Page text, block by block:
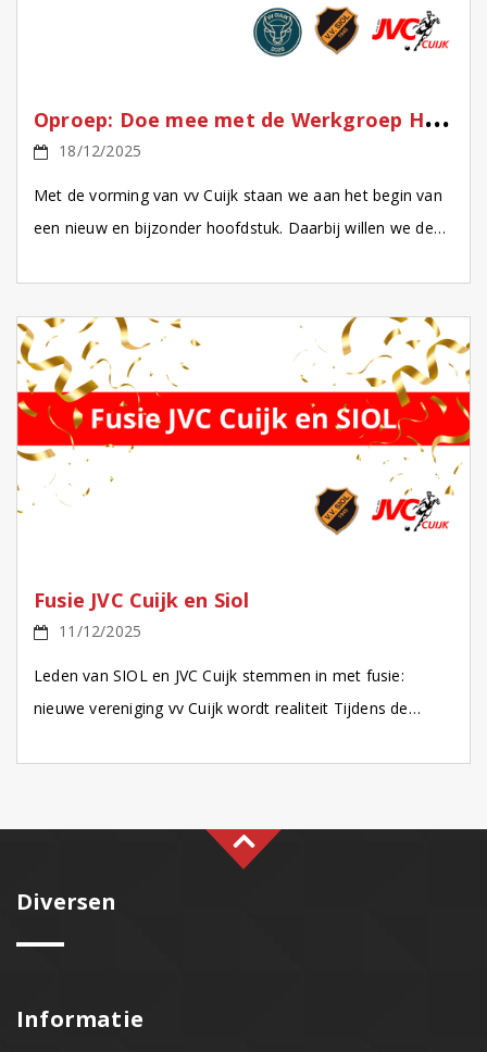
O
proep: Doe mee met de Werkgroep Historie van vv Cuijk!
18/12/2025
Met de vorming van vv Cuijk staan we aan het begin van
een nieuw en bijzonder hoofdstuk. Daarbij willen we de
Fusie JVC Cuijk en Siol
11/12/2025
Leden van SIOL en JVC Cuijk stemmen in met fusie:
nieuwe vereniging vv Cuijk wordt realiteit Tijdens de
Diversen
Informatie